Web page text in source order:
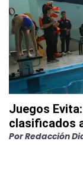
Juegos
clasificados
PorRedacción